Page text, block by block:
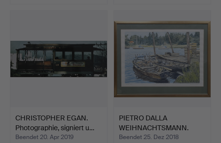
CHRISTOPHER EGAN.
Photographie, signiert u…
Beendet 20. Apr 2019
PIETRO DALLA
WEIHNACHTSMANN.
Farblithograp…
Beendet 25. Dez 2018